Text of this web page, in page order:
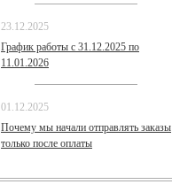
23.12.2025
График работы с 31.12.2025 по
11.01.2026
01.12.2025
Почему мы начали отправлять заказы
только после оплаты